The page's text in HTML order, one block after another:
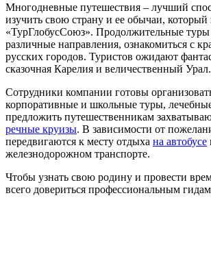
Многодневные путешествия – лучший
изучить свою страну и ее обычаи, который
«ТурГлобусСоюз». Продолжительные туры
различные направления, ознакомиться с
русских городов. Туристов ожидают
сказочная Карелия и величественный Урал.
Сотрудники компании готовы
корпоративные и школьные туры,
предложить путешественникам
речные круизы. В зависимости от
передвигаются к месту отдыха на автобусе
железнодорожном транспорте.
Чтобы узнать свою родину и провести
всего довериться профессиональным